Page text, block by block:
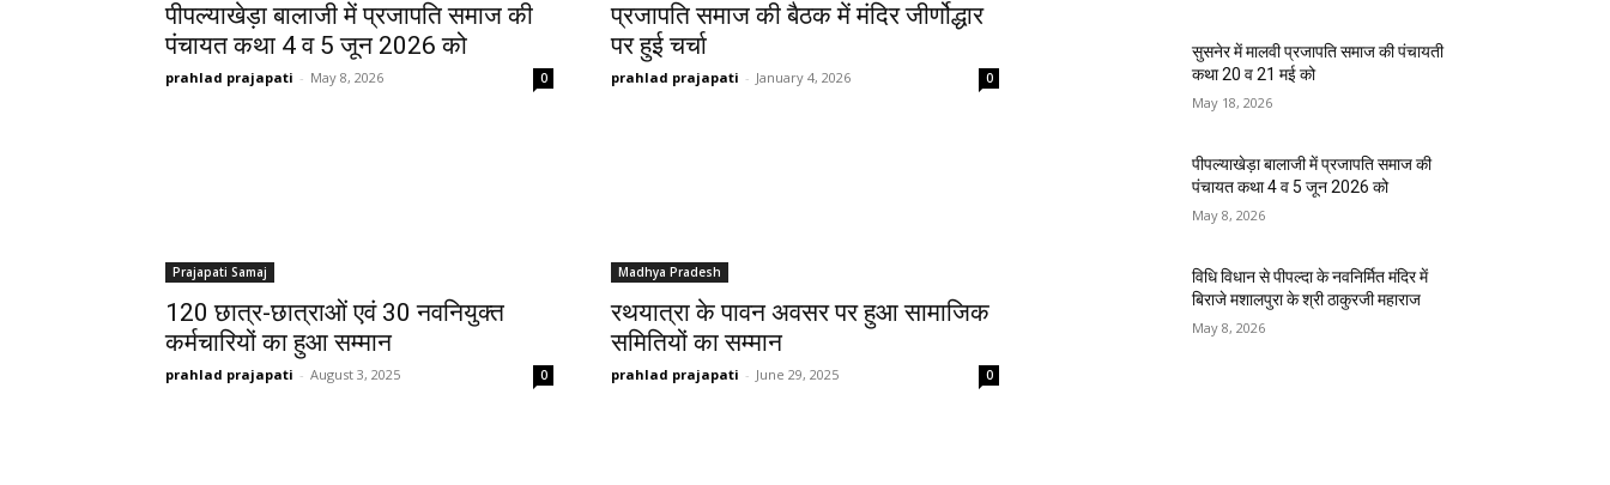
पीपल्याखेड़ा बालाजी में प्रजापति समाज की
पंचायत कथा 4 व 5 जून 2026 को
prahlad prajapati - May 8, 2026 0
प्रजापति समाज की बैठक में मंदिर जीर्णोद्धार
पर हुई चर्चा
prahlad prajapati - January 4, 2026 0
Prajapati Samaj
120 छात्र-छात्राओं एवं 30 नवनियुक्त
कर्मचारियों का हुआ सम्मान
prahlad prajapati - August 3, 2025 0
Madhya Pradesh
रथयात्रा के पावन अवसर पर हुआ सामाजिक
समितियों का सम्मान
prahlad prajapati - June 29, 2025 0
सुसनेर में मालवी प्रजापति समाज की पंचायती
कथा 20 व 21 मई को
May 18, 2026
पीपल्याखेड़ा बालाजी में प्रजापति समाज की
पंचायत कथा 4 व 5 जून 2026 को
May 8, 2026
विधि विधान से पीपल्दा के नवनिर्मित मंदिर में
बिराजे मशालपुरा के श्री ठाकुरजी महाराज
May 8, 2026